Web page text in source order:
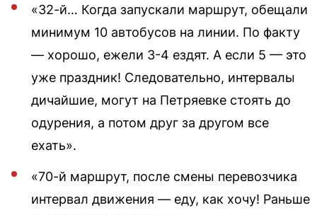
«32-й… Когда запускали маршрут, обещали
минимум 10 автобусов на линии. По факту
— хорошо, ежели 3-4 ездят. А если 5 — это
уже праздник! Следовательно, интервалы
дичайшие, могут на Петряевке стоять до
одурения, а потом друг за другом все
ехать».
«70-й маршрут, после смены перевозчика
интервал движения — еду, как хочу! Раньше